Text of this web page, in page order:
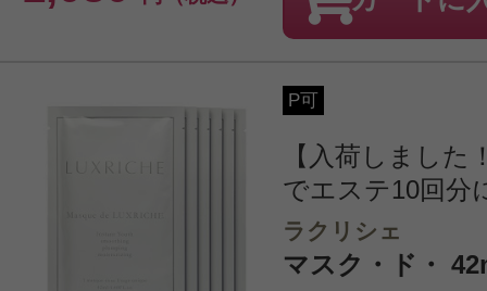
P可
【入荷しました
でエステ10回分
ラクリシェ
マスク・ド・